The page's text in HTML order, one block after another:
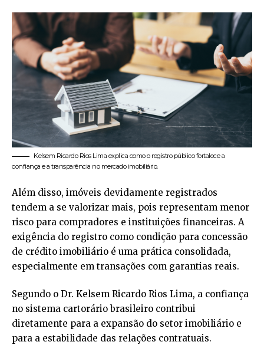
Kelsem Ricardo Rios Lima explica como o registro público fortalece a
confiança e a transparência no mercado imobiliário.
Além disso, imóveis devidamente registrados
tendem a se valorizar mais, pois representam menor
risco para compradores e instituições financeiras. A
exigência do registro como condição para concessão
de crédito imobiliário é uma prática consolidada,
especialmente em transações com garantias reais.
Segundo o Dr. Kelsem Ricardo Rios Lima, a confiança
no sistema cartorário brasileiro contribui
diretamente para a expansão do setor imobiliário e
para a estabilidade das relações contratuais.